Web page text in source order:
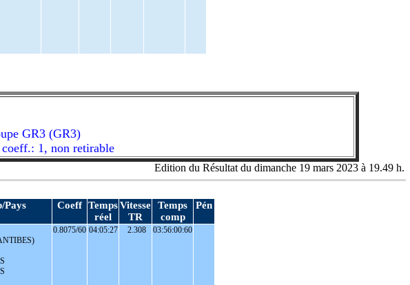
GR3 (GR3)
1, non retirable
Edition du Résultat du dimanche 19 mars 2023 à 19.49 h.
Pays Coeff Temps
réel
Vitesse
TR
Temps
comp
Pén
0.8075/60 04:05:27 2.308 03:56:00:60